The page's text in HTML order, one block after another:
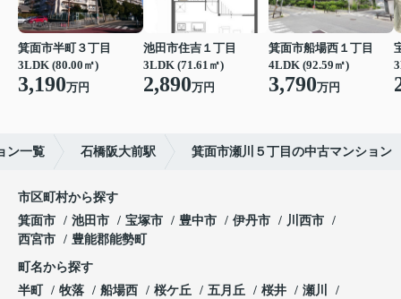
箕面市半町３丁目
3LDK (80.00㎡)
3,190万円
池田市住吉１丁目
3LDK (71.61㎡)
2,890万円
箕面市船場西１丁目
4LDK (92.59㎡)
3,790万円
ン一覧 石橋阪大前駅 箕面市瀬川５丁目の中古マンション
市区町村から探す
箕面市
池田市 宝塚市 豊中市 伊丹市
川西市
西宮市
豊能郡能勢町
町名から探す
半町
牧落 船場西 桜ケ丘 五月丘 桜井
瀬川